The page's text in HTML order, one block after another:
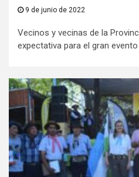
9 de junio de 2022
Vecinos y vecinas de la
expectativa para el gran